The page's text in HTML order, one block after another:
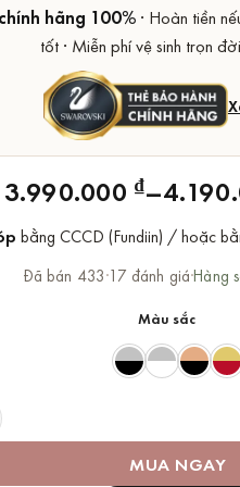
hãng 100%· Hoàn tiền
tốt · Miễn phí vệ sinh trọn
3.990.000 ₫– Price
bằng CCCD (Fundiin) / hoặc
Đã bán 433·17 đánh giá·Hàng
Màu sắc
Thiên Nga Chính
MUA NGAY